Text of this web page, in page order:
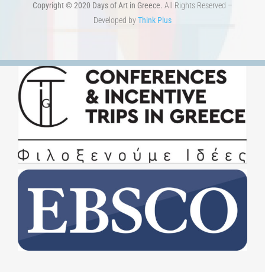
Copyright © 2020 Days of Art in Greece. All Rights Reserved –
Developed byThink Plus